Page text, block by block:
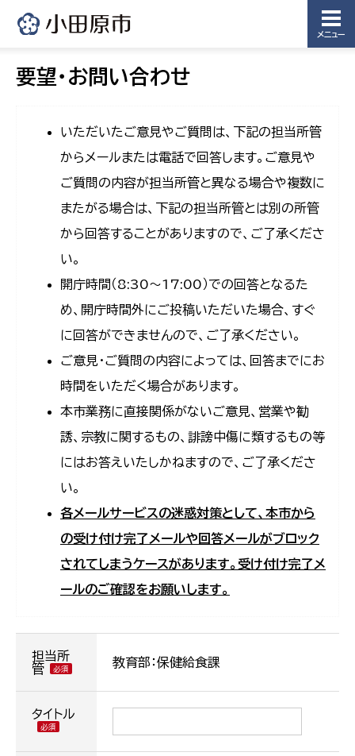
メニュー
要望・お問い合わせ
いただいたご意見やご質問は、下記の担当所管
からメールまたは電話で回答します。ご意見や
ご質問の内容が担当所管と異なる場合や複数に
またがる場合は、下記の担当所管とは別の所管
から回答することがありますので、ご了承くださ
い。
開庁時間（8:30〜17:00）での回答となるた
め、開庁時間外にご投稿いただいた場合、すぐ
に回答ができませんので、ご了承ください。
ご意見・ご質問の内容によっては、回答までにお
時間をいただく場合があります。
本市業務に直接関係がないご意見、営業や勧
誘、宗教に関するもの、誹謗中傷に類するもの等
にはお答えいたしかねますので、ご了承くださ
い。
各メールサービスの迷惑対策として、本市から
の受け付け完了メールや回答メールがブロック
されてしまうケースがあります。受け付け完了メ
ールのご確認をお願いします。
担当所
管
教育部：保健給食課
タイトル